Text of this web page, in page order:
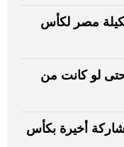
مصر لكأس
لو كانت من
أخيرة بكأس